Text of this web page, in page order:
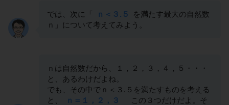
では、次に「 ｎ＜３.５
を満たす最大の自然数
ｎ」について考えてみよう。
ｎは自然数だから、１，２，３，４，５・・・
と、あるわけだよね。
でも、その中でｎ＜３.５を満たすものを考える
と、
ｎ＝１，２，３
この３つだけだよ。そ